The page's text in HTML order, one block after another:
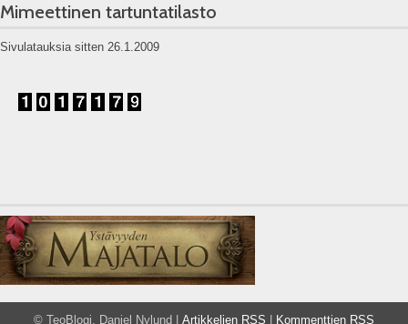
Mimeettinen tartuntatilasto
Sivulatauksia sitten 26.1.2009
© TeoBlogi, Daniel Nylund | Artikkelien RSS | Kommenttien RSS